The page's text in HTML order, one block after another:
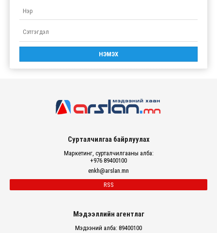
Сурталчилгаа байрлуулах
Маркетинг, сурталчилгааны алба:
+976 89400100
enkh@arslan.mn
RSS
Мэдээллийн агентлаг
Мэдээний алба: 89400100